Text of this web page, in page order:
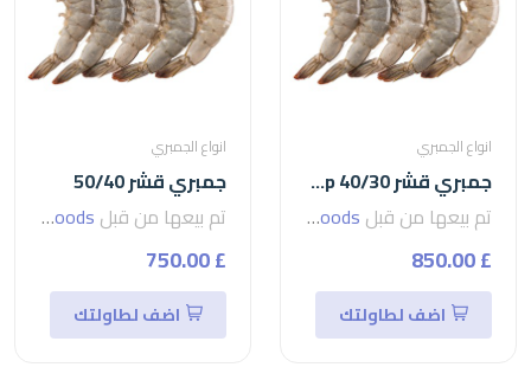
انواع الجمبري
جمبري قشر 40/30 shrimp
تم بيعها من قبل seven foods
£ 850.00
اضف لطاولتك
انواع الجمبري
جمبري قشر 50/40
تم بيعها من قبل seven foods
£ 750.00
اضف لطاولتك